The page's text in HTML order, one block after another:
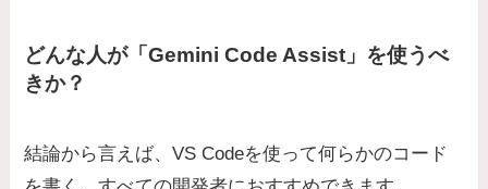
どんな人が「Gemini Code Assist」を使うべ
きか？
結論から言えば、VS Codeを使って何らかのコード